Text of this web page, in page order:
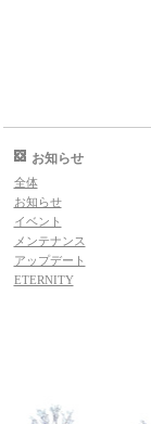
お知らせ
全体
お知らせ
イベント
メンテナンス
アップデート
ETERNITY